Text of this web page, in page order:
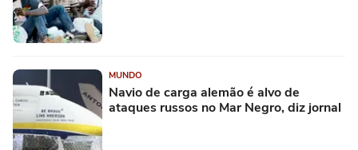
MUNDO
Navio de carga alemão é alvo de
ataques russos no Mar Negro, diz jornal